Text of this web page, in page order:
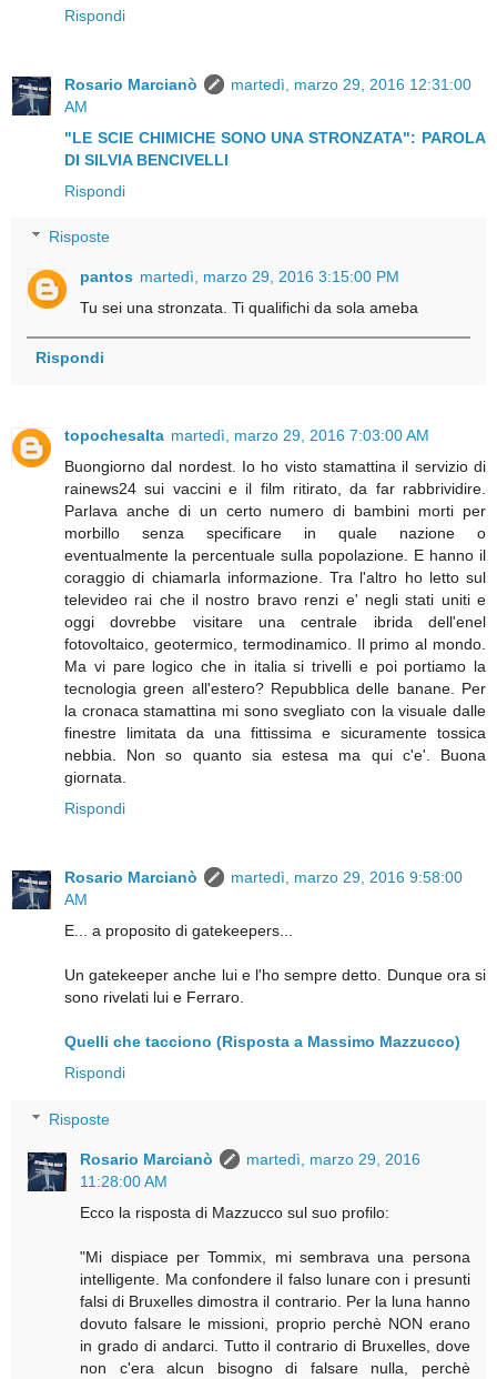
Rispondi
Rosario Marcianò
martedì, marzo 29, 2016 12:31:00
AM
"LE SCIE CHIMICHE SONO UNA STRONZATA": PAROLA
DI SILVIA BENCIVELLI
Rispondi
Risposte
pantos martedì, marzo 29, 2016 3:15:00 PM
Tu sei una stronzata. Ti qualifichi da sola ameba
Rispondi
topochesalta martedì, marzo 29, 2016 7:03:00 AM
Buongiorno dal nordest. Io ho visto stamattina il servizio di
rainews24 sui vaccini e il film ritirato, da far rabbrividire.
Parlava anche di un certo numero di bambini morti per
morbillo senza specificare in quale nazione o
eventualmente la percentuale sulla popolazione. E hanno il
coraggio di chiamarla informazione. Tra l'altro ho letto sul
televideo rai che il nostro bravo renzi e' negli stati uniti e
oggi dovrebbe visitare una centrale ibrida dell'enel
fotovoltaico, geotermico, termodinamico. Il primo al mondo.
Ma vi pare logico che in italia si trivelli e poi portiamo la
tecnologia green all'estero? Repubblica delle banane. Per
la cronaca stamattina mi sono svegliato con la visuale dalle
finestre limitata da una fittissima e sicuramente tossica
nebbia. Non so quanto sia estesa ma qui c'e'. Buona
giornata.
Rispondi
Rosario Marcianò
martedì, marzo 29, 2016 9:58:00
AM
E... a proposito di gatekeepers...
Un gatekeeper anche lui e l'ho sempre detto. Dunque ora si
sono rivelati lui e Ferraro.
Quelli che tacciono (Risposta a Massimo Mazzucco)
Rispondi
Risposte
Rosario Marcianò
martedì, marzo 29, 2016
11:28:00 AM
Ecco la risposta di Mazzucco sul suo profilo:
"Mi dispiace per Tommix, mi sembrava una persona
intelligente. Ma confondere il falso lunare con i presunti
falsi di Bruxelles dimostra il contrario. Per la luna hanno
dovuto falsare le missioni, proprio perchè NON erano
in grado di andarci. Tutto il contrario di Bruxelles, dove
non c'era alcun bisogno di falsare nulla, perchè